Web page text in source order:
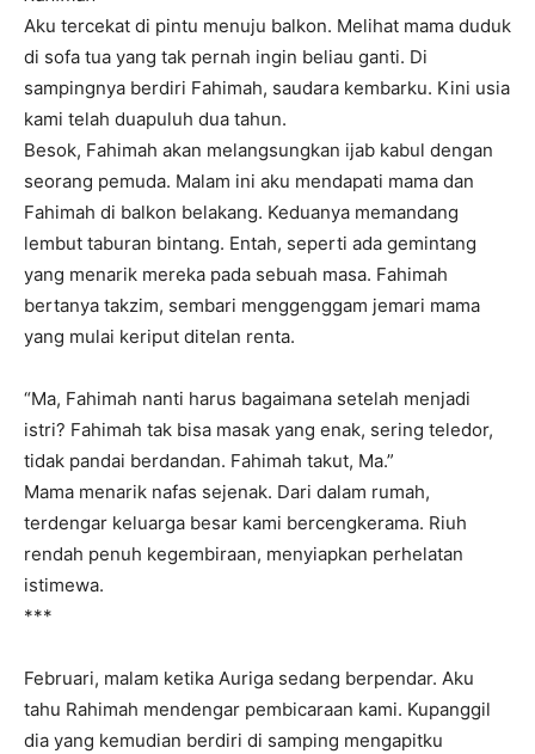
Aku tercekat di pintu menuju balkon. Melihat mama duduk
di sofa tua yang tak pernah ingin beliau ganti. Di
sampingnya berdiri Fahimah, saudara kembarku. Kini usia
kami telah duapuluh dua tahun.
Besok, Fahimah akan melangsungkan ijab kabul dengan
seorang pemuda. Malam ini aku mendapati mama dan
Fahimah di balkon belakang. Keduanya memandang
lembut taburan bintang. Entah, seperti ada gemintang
yang menarik mereka pada sebuah masa. Fahimah
bertanya takzim, sembari menggenggam jemari mama
yang mulai keriput ditelan renta.
“Ma, Fahimah nanti harus bagaimana setelah menjadi
istri? Fahimah tak bisa masak yang enak, sering teledor,
tidak pandai berdandan. Fahimah takut, Ma.”
Mama menarik nafas sejenak. Dari dalam rumah,
terdengar keluarga besar kami bercengkerama. Riuh
rendah penuh kegembiraan, menyiapkan perhelatan
istimewa.
***
Februari, malam ketika Auriga sedang berpendar. Aku
tahu Rahimah mendengar pembicaraan kami. Kupanggil
dia yang kemudian berdiri di samping mengapitku